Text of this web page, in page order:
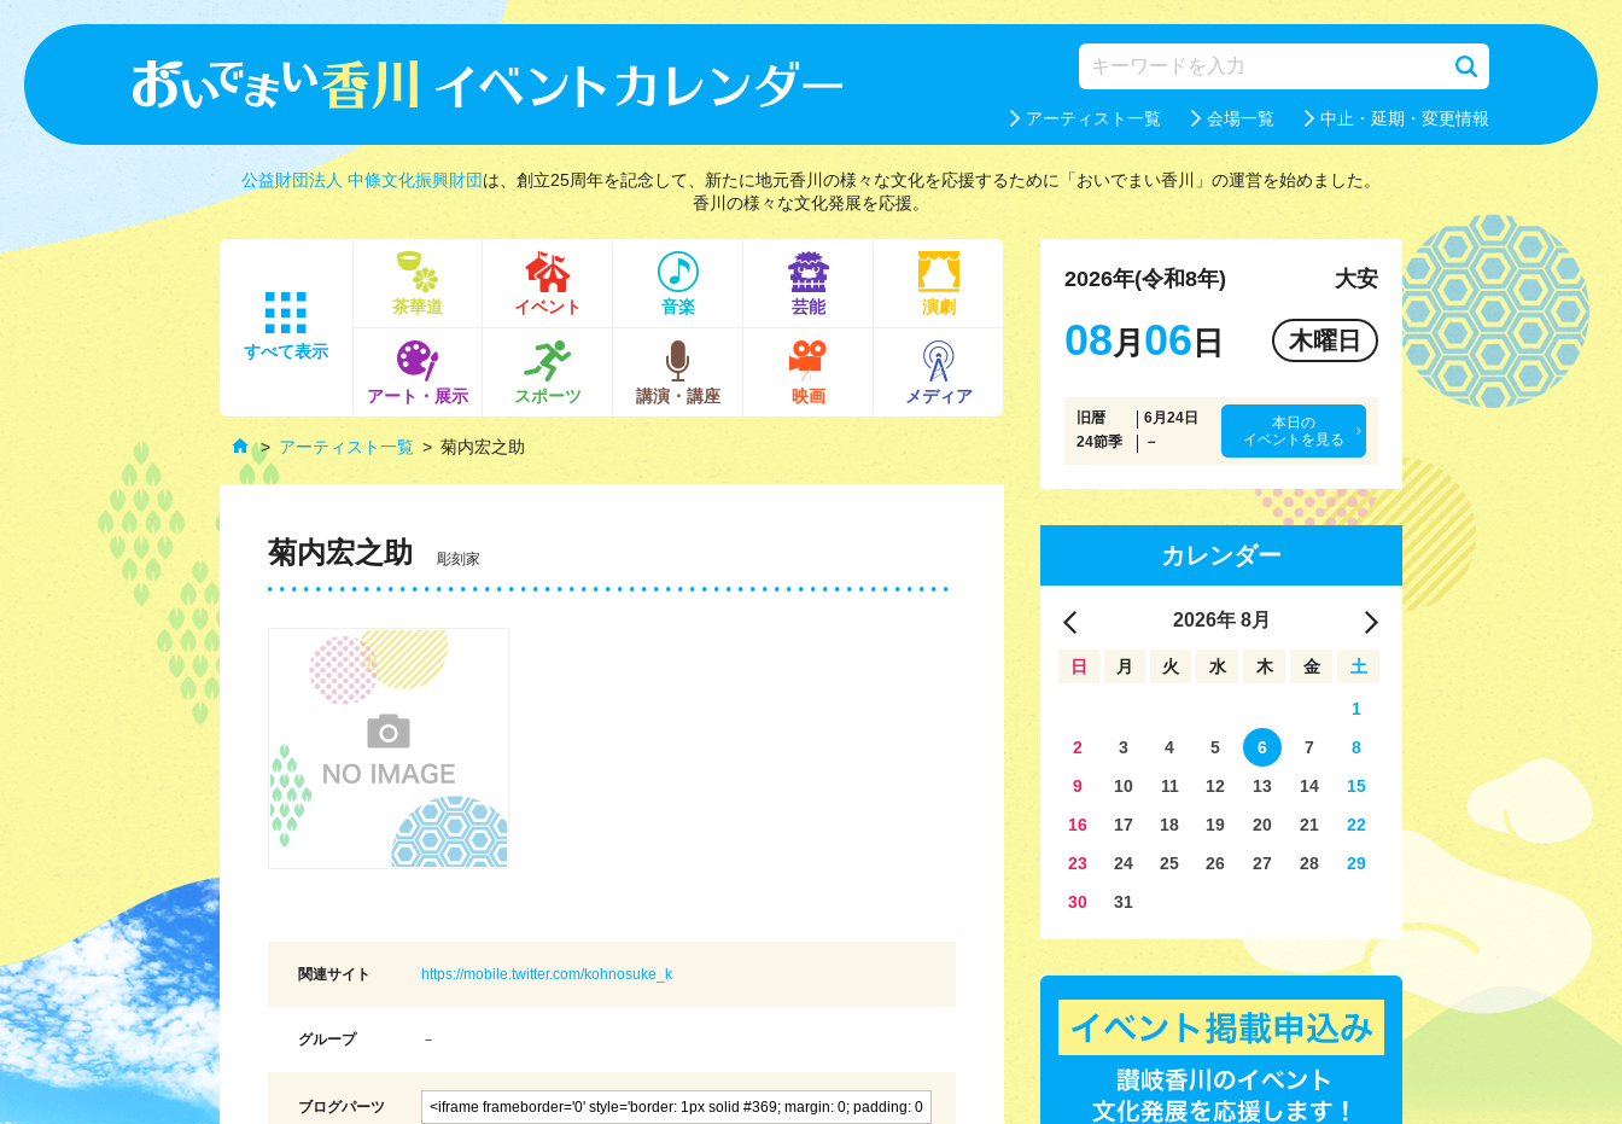
アーティスト一覧 会場一覧 中止・延期・変更情報
公益財団法人 中條文化振興財団は、創立25周年を記念して、新たに地元香川の様々な文化を応援するために「おいでまい香川」の運営を始めました。
香川の様々な文化発展を応援。
すべて表示
茶華道 イベント 音楽 芸能 演劇
アート・展示 スポーツ 講演・講座 映画 メディア
アーティスト一覧 菊内宏之助
菊内宏之助 彫刻家
関連サイト https://mobile.twitter.com/kohnosuke_k
グループ －
ブログパーツ
2026年(令和8年) 大安
08月 06 日 木曜日
旧暦
6月24日
24節季
－
本日の
イベントを見る
カレンダー
2026年 8月
日 月 火 水 木 金 土
1
2
3 4 5 6 7
8
9
10 11 12 13 14
15
16
17 18 19 20 21
22
23
24 25 26 27 28
29
30
31